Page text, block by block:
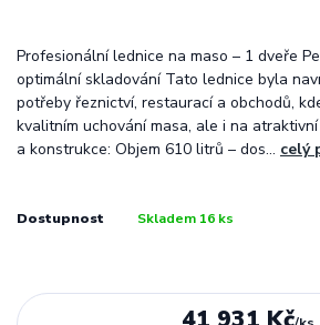
Profesionální lednice na maso – 1 dveře
optimální skladování Tato lednice byla
potřeby řeznictví, restaurací a obchodů,
kvalitním uchování masa, ale i na
a konstrukce: Objem 610 litrů – dos... celý
Dostupnost Skladem 16 ks